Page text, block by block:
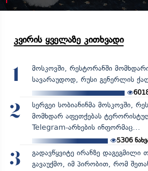
კვირის ყველაზე კითხვადი
1
მოსკოვში, რესტორანში
სავარაუდოდ, რუსი გენერლის
2
სერგეი სობიანინმა მოსკოვში,
მომხდარ აფეთქებას
Telegram-არხების ინფორმაც...
5306
3
გადავწყვიტე ირანზე დაგეგმილი
გავაუქმო, იმ პირობით, რომ